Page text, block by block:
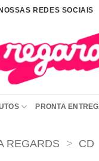
REDES SOCIAIS
PRONTA
REGARDS > CD